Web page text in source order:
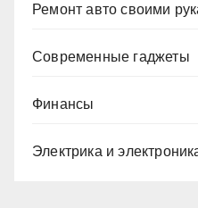
Ремонт авто своими
Современные гаджеты
Финансы
Электрика и